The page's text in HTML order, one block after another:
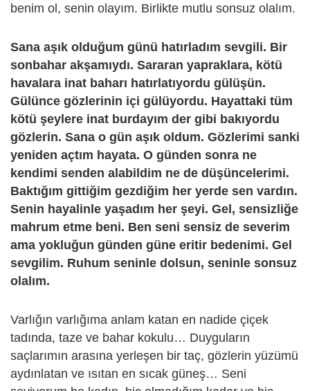
benim ol, senin olayım. Birlikte mutlu sonsuz olalım.
Sana aşık olduğum günü hatırladım sevgili. Bir
sonbahar akşamıydı. Sararan yapraklara, kötü
havalara inat baharı hatırlatıyordu gülüşün.
Gülünce gözlerinin içi gülüyordu. Hayattaki tüm
kötü şeylere inat burdayım der gibi bakıyordu
gözlerin. Sana o gün aşık oldum. Gözlerimi sanki
yeniden açtım hayata. O günden sonra ne
kendimi senden alabildim ne de düşüncelerimi.
Baktığım gittiğim gezdiğim her yerde sen vardın.
Senin hayalinle yaşadım her şeyi. Gel, sensizliğe
mahrum etme beni. Ben seni sensiz de severim
ama yokluğun günden güne eritir bedenimi. Gel
sevgilim. Ruhum seninle dolsun, seninle sonsuz
olalım.
Varlığın varlığıma anlam katan en nadide çiçek
tadında, taze ve bahar kokulu… Duyguların
saçlarımın arasına yerleşen bir taç, gözlerin yüzümü
aydınlatan ve ısıtan en sıcak güneş… Seni